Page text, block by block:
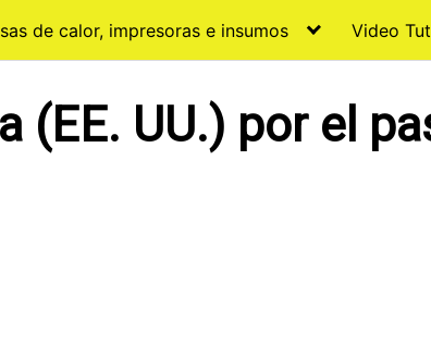
de calor, impresoras e insumos Video
(EE. UU.) por el